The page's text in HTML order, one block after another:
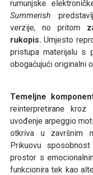
rumunjske
Summerish
verzije, no pritom
rukopis. Umjesto
pristupa materijalu s
obogaćujući originalni
Temeljne
reinterpretirane
uvođenje arpeggio
otkriva u završnim
Prikuovu
prostor s
funkcionira tek kao